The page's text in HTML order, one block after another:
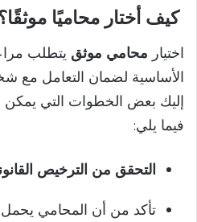
كيف أختار محاميًا
اختيار محامي موثق يتطلب
الأساسية لضمان التعامل مع
إليك بعض الخطوات التي يمكن
فيما يلي:
التحقق من الترخيص
تأكد من أن المحامي